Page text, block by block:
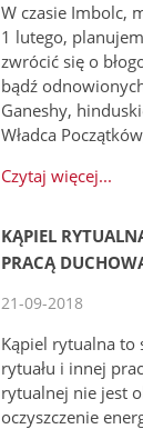
W czasie Imbolc,
1 lutego,
zwrócić się o
bądź
Ganeshy,
Władca
Czytaj więcej...
KĄPIEL
PRACĄ
21-09-2018
Kąpiel rytualna to
rytuału i innej
rytualnej nie jest
oczyszczenie